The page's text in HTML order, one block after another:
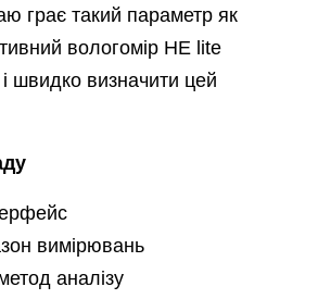
грає такий параметр як
вологомір HЕ lite
швидко визначити цей
вимірювань
аналізу